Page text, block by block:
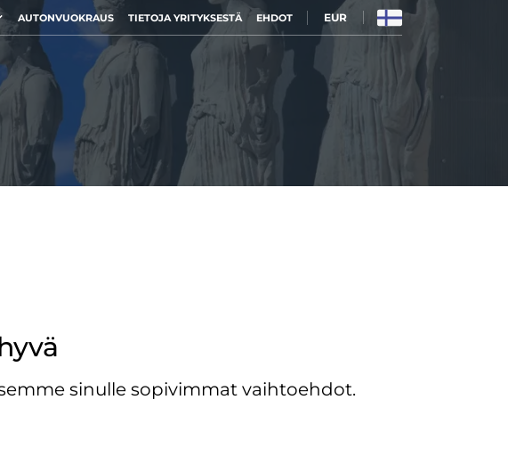
AUTONVUOKRAUS TIETOJA YRITYKSESTÄ EHDOT EUR
sinulle sopivimmat vaihtoehdot.